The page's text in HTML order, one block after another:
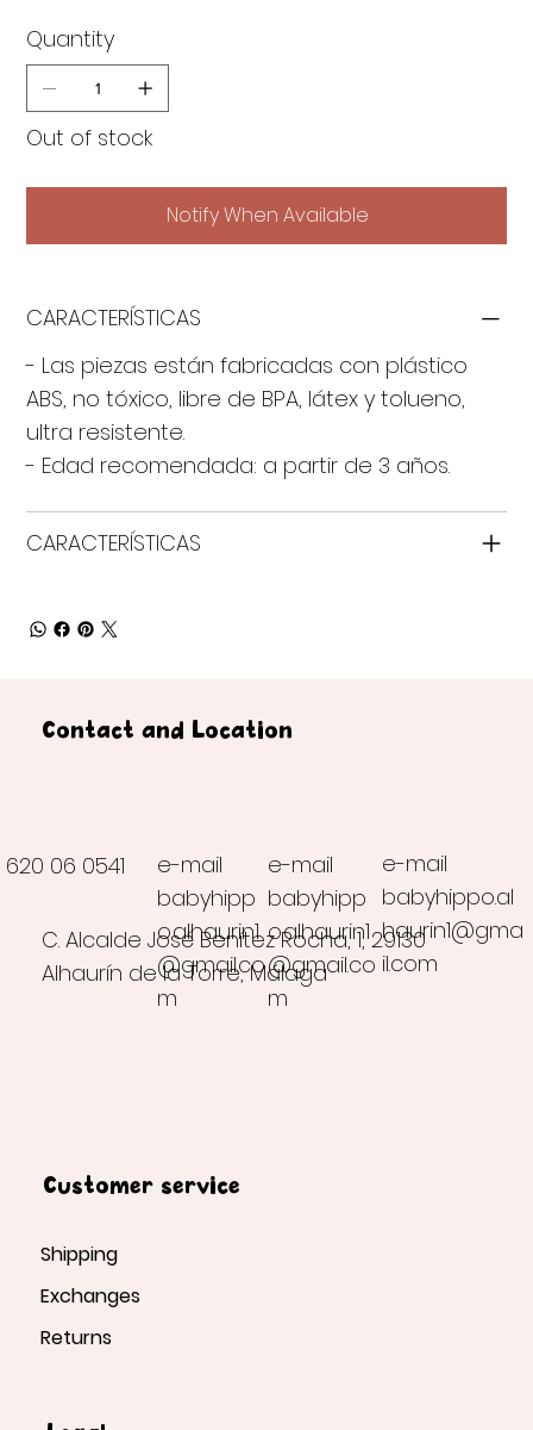
Quantity
Out of stock
Notify When Available
CARACTERÍSTICAS
- Las piezas están fabricadas con plástico
ABS, no tóxico, libre de BPA, látex y tolueno,
ultra resistente.
- Edad recomendada: a partir de 3 años.
CARACTERÍSTICAS
e-mail
babyhipp
o.alhaurin1
@gmail.co
m
Contact and Location
620 06 0541
e-mail
babyhippo.al
haurin1@gma
il.com
C. Alcalde José Benítez Rocha, 1, 29130
Alhaurín de la Torre, Málaga
e-mail
babyhipp
o.alhaurin1
@gmail.co
m
Customer service
Shipping
Exchanges
Returns